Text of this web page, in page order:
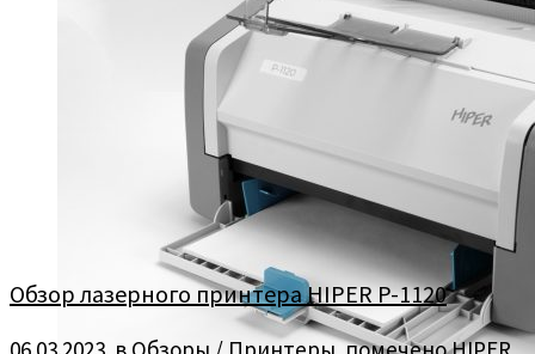
Обзор лазерного принтера HIPER P-1120